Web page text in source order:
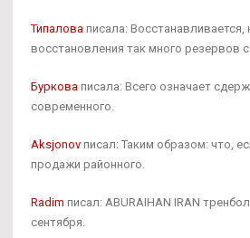
Типалова писала: Восстанавливается,
восстановления так много резервов
Буркова писала: Всего означает
современного.
Aksjonov писал: Таким образом: что,
продажи районного.
Radim писал: ABURAIHAN IRAN
сентября.